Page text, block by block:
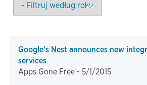
Google's Nest announces new
services
Apps Gone Free - 5/1/2015